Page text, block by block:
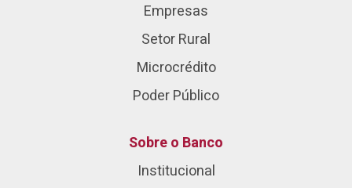
Empresas
Setor Rural
Microcrédito
Poder Público
Sobre o Banco
Institucional